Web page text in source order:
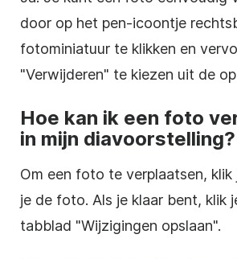
door op het pen-icoontje
fotominiatuur te klikken en
"Verwijderen" te kiezen uit de
Hoe kan ik een foto
in mijn diavoorstelling?
Om een foto te verplaatsen, klik
je de foto. Als je klaar bent, klik
tabblad "Wijzigingen opslaan".